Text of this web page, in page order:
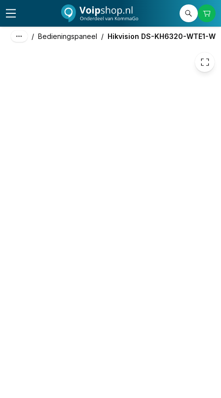
/ Bedieningspaneel / Hikvision DS-KH6320-WTE1-W
excl. btw
incl. btw